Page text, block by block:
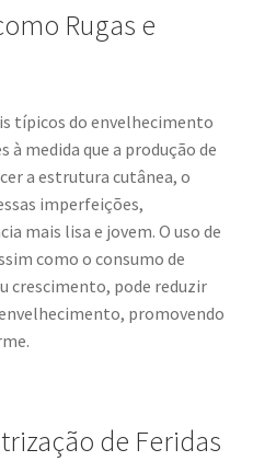
Rugas e
típicos do envelhecimento
à medida que a produção de
a estrutura cutânea, o
imperfeições,
mais lisa e jovem. O uso de
como o consumo de
crescimento, pode reduzir
promovendo
de Feridas